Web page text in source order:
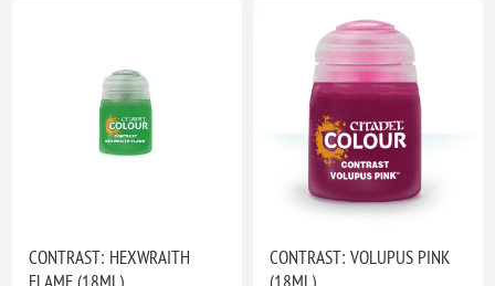
CONTRAST: HEXWRAITH
CONTRAST: VOLUPUS PINK